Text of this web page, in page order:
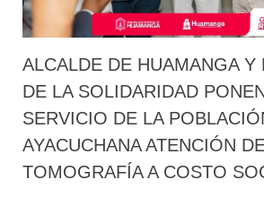
ALCALDE DE HUAMANGA Y
DE LA SOLIDARIDAD
SERVICIO DE LA
AYACUCHANA ATENCIÓN
TOMOGRAFÍA A COSTO